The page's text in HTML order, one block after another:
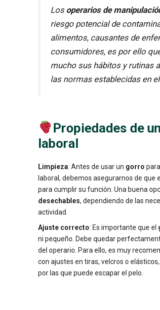
Los operarios de
riesgo potencial de
alimentos, causantes de
consumidores, es por ello
mucho sus hábitos y rutinas
las normas establecidas en
Propiedades de
laboral
Limpieza: Antes de usar un gorro
laboral, debemos asegurarnos de que
para cumplir su función. Una buena
desechables, dependiendo de las
actividad.
Ajuste correcto: Es importante que el
ni pequeño. Debe quedar
del operario. Para ello, es muy
con ajustes en tiras, velcros o
por las que puede escapar el pelo.